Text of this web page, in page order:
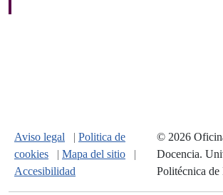
Aviso legal | Politica de
cookies
| Mapa del sitio
|
Accesibilidad
© 2026
Docencia.
Politécnica de